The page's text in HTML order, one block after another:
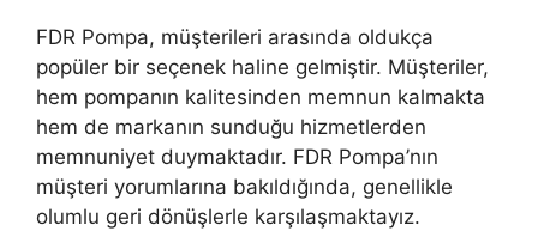
FDR Pompa, müşterileri arasında oldukça
popüler bir seçenek haline gelmiştir. Müşteriler,
hem pompanın kalitesinden memnun kalmakta
hem de markanın sunduğu hizmetlerden
memnuniyet duymaktadır. FDR Pompa’nın
müşteri yorumlarına bakıldığında, genellikle
olumlu geri dönüşlerle karşılaşmaktayız.